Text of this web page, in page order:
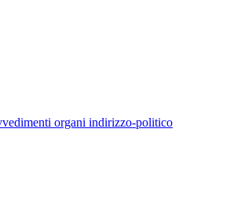
organi indirizzo-politico